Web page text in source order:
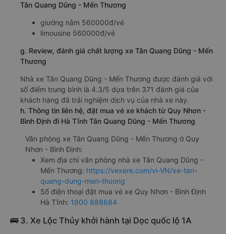
Tân Quang Dũng - Mến Thương
giường nằm 560000đ/vé
limousine 560000đ/vé
g. Review, đánh giá chất lượng xe Tân Quang Dũng - Mến
Thương
Nhà xe Tân Quang Dũng - Mến Thương được đánh giá với
số điểm trung bình là 4.3/5 dựa trên 371 đánh giá của
khách hàng đã trải nghiệm dịch vụ của nhà xe này.
h. Thông tin liên hệ, đặt mua vé xe khách từ Quy Nhơn -
Bình Định đi Hà Tĩnh Tân Quang Dũng - Mến Thương
Văn phòng xe Tân Quang Dũng - Mến Thương ở Quy
Nhơn - Bình Định:
Xem địa chỉ văn phòng nhà xe Tân Quang Dũng -
Mến Thương: https://vexere.com/vi-VN/xe-tan-
quang-dung-men-thuong
Số điện thoại đặt mua vé xe Quy Nhơn - Bình Định
Hà Tĩnh: 1900 888684
🚌 3. Xe Lộc Thủy khởi hành tại Dọc quốc lộ 1A